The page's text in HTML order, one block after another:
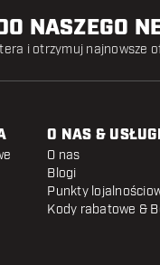
NASZEGO
i otrzymuj najnowsze
O NAS & USŁUGI
O nas
Blogi
Punkty
Kody rabatowe &